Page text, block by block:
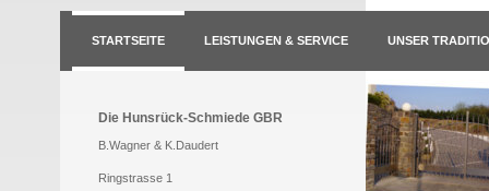
STARTSEITE LEISTUNGEN & SERVICE UNSER
Die Hunsrück-Schmiede GBR
B.Wagner & K.Daudert
Ringstrasse 1